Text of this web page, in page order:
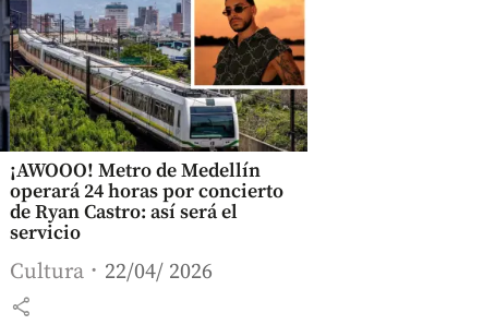
¡AWOOO! Metro de Medellín
operará 24 horas por concierto
de Ryan Castro: así será el
servicio
Cultura 22/04/ 2026
share